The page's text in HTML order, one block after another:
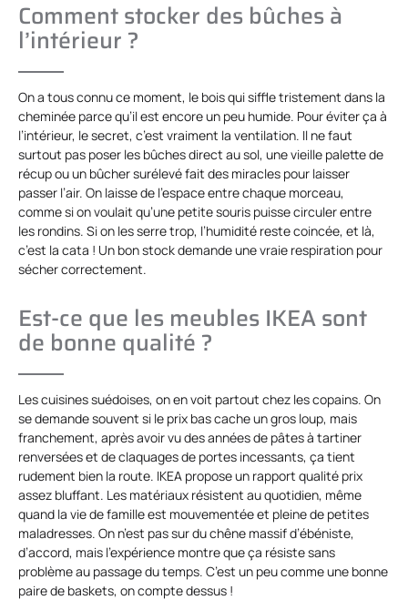
Comment stocker des bûches à
l’intérieur ?
On a tous connu ce moment, le bois qui siffle tristement dans la
cheminée parce qu’il est encore un peu humide. Pour éviter ça à
l’intérieur, le secret, c’est vraiment la ventilation. Il ne faut
surtout pas poser les bûches direct au sol, une vieille palette de
récup ou un bûcher surélevé fait des miracles pour laisser
passer l’air. On laisse de l’espace entre chaque morceau,
comme si on voulait qu’une petite souris puisse circuler entre
les rondins. Si on les serre trop, l’humidité reste coincée, et là,
c’est la cata ! Un bon stock demande une vraie respiration pour
sécher correctement.
Est-ce que les meubles IKEA sont
de bonne qualité ?
Les cuisines suédoises, on en voit partout chez les copains. On
se demande souvent si le prix bas cache un gros loup, mais
franchement, après avoir vu des années de pâtes à tartiner
renversées et de claquages de portes incessants, ça tient
rudement bien la route. IKEA propose un rapport qualité prix
assez bluffant. Les matériaux résistent au quotidien, même
quand la vie de famille est mouvementée et pleine de petites
maladresses. On n’est pas sur du chêne massif d’ébéniste,
d’accord, mais l’expérience montre que ça résiste sans
problème au passage du temps. C’est un peu comme une bonne
paire de baskets, on compte dessus !